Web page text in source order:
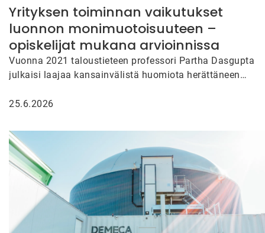
Yrityksen toiminnan vaikutukset
luonnon monimuotoisuuteen –
opiskelijat mukana arvioinnissa
Vuonna 2021 taloustieteen professori Partha Dasgupta
julkaisi laajaa kansainvälistä huomiota herättäneen
näkökulmasta. Raportin mukaan…
25.6.2026